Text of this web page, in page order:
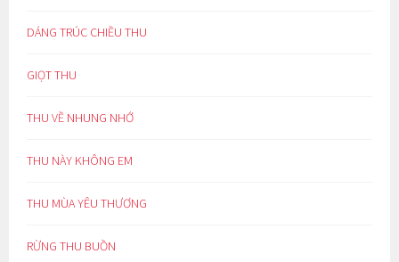
DÁNG TRÚC CHIỀU THU
GIỌT THU
THU VỀ NHUNG NHỚ
THU NÀY KHÔNG EM
THU MÙA YÊU THƯƠNG
RỪNG THU BUỒN